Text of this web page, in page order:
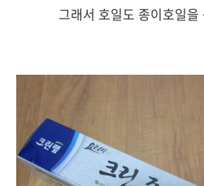
그래서 호일도 종이호일